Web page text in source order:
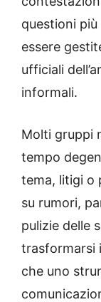
questioni
essere
ufficiali
informali.
Molti gruppi
tempo
tema, litigi o
su rumori,
pulizie delle
trasformarsi
che uno